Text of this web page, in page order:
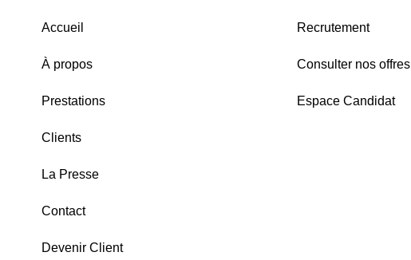
Accueil
À propos
Prestations
Clients
La Presse
Contact
Devenir Client
Recrutement
Consulter nos offres
Espace Candidat